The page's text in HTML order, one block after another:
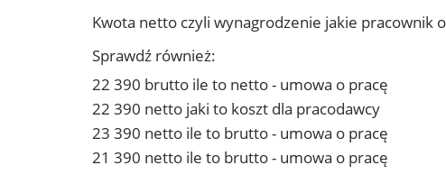
Kwota netto czyli wynagrodzenie jakie pracownik
Sprawdź również:
22 390 brutto ile to netto - umowa o pracę
22 390 netto jaki to koszt dla pracodawcy
23 390 netto ile to brutto - umowa o pracę
21 390 netto ile to brutto - umowa o pracę